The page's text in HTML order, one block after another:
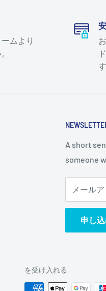
ムより
す
A short
someone
メール
申し
を受け入れる